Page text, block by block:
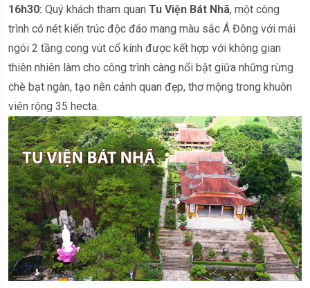
16h30: Quý khách tham quan Tu Viện Bát Nhã, một công
trình có nét kiến trúc độc đáo mang màu sắc Á Đông với mái
ngói 2 tầng cong vút cổ kính được kết hợp với không gian
thiên nhiên làm cho công trình càng nổi bật giữa những rừng
chè bạt ngàn, tạo nên cảnh quan đẹp, thơ mộng trong khuôn
viên rộng 35 hecta.